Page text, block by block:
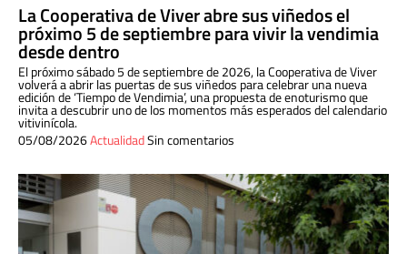
La Cooperativa de Viver abre sus viñedos el
próximo 5 de septiembre para vivir la vendimia
desde dentro
El próximo sábado 5 de septiembre de 2026, la Cooperativa de Viver
volverá a abrir las puertas de sus viñedos para celebrar una nueva
edición de ‘Tiempo de Vendimia’, una propuesta de enoturismo que
invita a descubrir uno de los momentos más esperados del calendario
vitivinícola.
05/08/2026ActualidadSin comentarios